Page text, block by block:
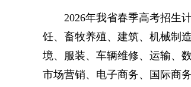
2026年我省春季高考招生计
饪、畜牧养殖、建筑、机械制
境、服装、车辆维修、运输、
市场营销、电子商务、国际商